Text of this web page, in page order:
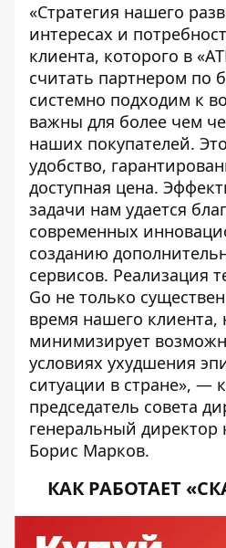
«Стратегия нашего
интересах и
клиента, которого в
считать партнером по
системно подходим к
важны для более чем
наших покупателей.
удобство,
доступная цена.
задачи нам удается
современных
созданию
сервисов. Реализация
Go не только
время нашего клиента,
минимизирует
условиях ухудшения
ситуации в стране», —
председатель совета
генеральный директор
Борис Марков.
КАК РАБОТАЕТ